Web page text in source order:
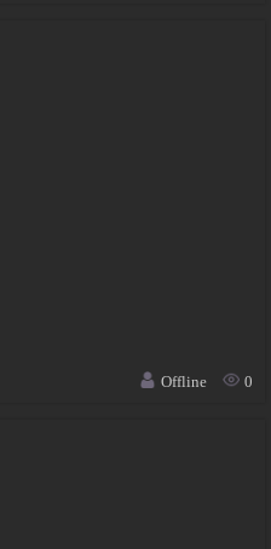
Offline
0